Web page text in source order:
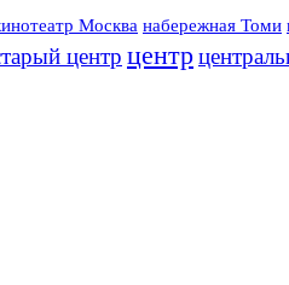
Москва набережная Томи
центр центр